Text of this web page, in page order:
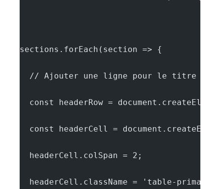
sections.forEach(section => {
// Ajouter une ligne pour le titre de
const headerRow =
const headerCell =
  headerCell.colSpan = 2;
headerCell.className = 'table-primary